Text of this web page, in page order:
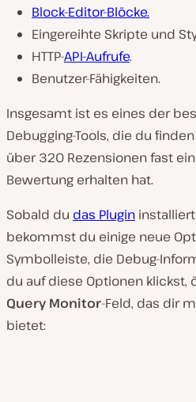
Block-Editor-Blöcke.
Eingereihte Skripte und
HTTP-API-Aufrufe.
Benutzer-Fähigkeiten.
Insgesamt ist es eines der
Debugging-Tools, die du
über 320 Rezensionen fast
Bewertung erhalten hat.
Sobald du das Plugin
bekommst du einige neue
Symbolleiste, die Debug-
du auf diese Optionen klickst,
Query Monitor-Feld, das dir
bietet: